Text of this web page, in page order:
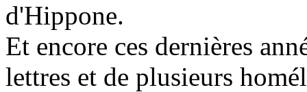
d'Hippone.
Et encore ces dernières
lettres et de plusieurs